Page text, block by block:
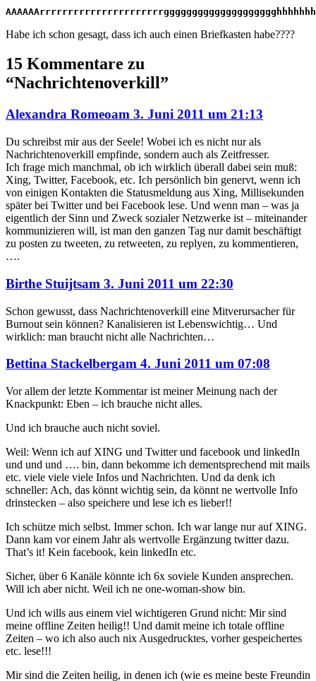
Habe ich schon gesagt, dass ich auch einen Briefkasten habe????
15 Kommentare zu
“Nachrichtenoverkill”
Alexandra Romeosagte
am 3. Juni 2011 um 21:13
Du schreibst mir aus der Seele! Wobei ich es nicht nur als
Nachrichtenoverkill empfinde, sondern auch als Zeitfresser.
Ich frage mich manchmal, ob ich wirklich überall dabei sein muß:
Xing, Twitter, Facebook, etc. Ich persönlich bin genervt, wenn ich
von einigen Kontakten die Statusmeldung aus Xing, Millisekunden
später bei Twitter und bei Facebook lese. Und wenn man – was ja
eigentlich der Sinn und Zweck sozialer Netzwerke ist – miteinander
kommunizieren will, ist man den ganzen Tag nur damit beschäftigt
zu posten zu tweeten, zu retweeten, zu replyen, zu kommentieren,
….
Birthe Stuijtssagte
am 3. Juni 2011 um 22:30
Schon gewusst, dass Nachrichtenoverkill eine Mitverursacher für
Burnout sein können? Kanalisieren ist Lebenswichtig… Und
wirklich: man braucht nicht alle Nachrichten…
Bettina Stackelbergsagte
am 4. Juni 2011 um 07:08
Vor allem der letzte Kommentar ist meiner Meinung nach der
Knackpunkt: Eben – ich brauche nicht alles.
Und ich brauche auch nicht soviel.
Weil: Wenn ich auf XING und Twitter und facebook und linkedIn
und und und …. bin, dann bekomme ich dementsprechend mit mails
etc. viele viele viele Infos und Nachrichten. Und da denk ich
schneller: Ach, das könnt wichtig sein, da könnt ne wertvolle Info
drinstecken – also speichere und lese ich es lieber!!
Ich schütze mich selbst. Immer schon. Ich war lange nur auf XING.
Dann kam vor einem Jahr als wertvolle Ergänzung twitter dazu.
That’s it! Kein facebook, kein linkedIn etc.
Sicher, über 6 Kanäle könnte ich 6x soviele Kunden ansprechen.
Will ich aber nicht. Weil ich ne one-woman-show bin.
Und ich wills aus einem viel wichtigeren Grund nicht: Mir sind
meine offline Zeiten heilig!! Und damit meine ich totale offline
Zeiten – wo ich also auch nix Ausgedrucktes, vorher gespeichertes
etc. lese!!!
Mir sind die Zeiten heilig, in denen ich (wie es meine beste Freundin